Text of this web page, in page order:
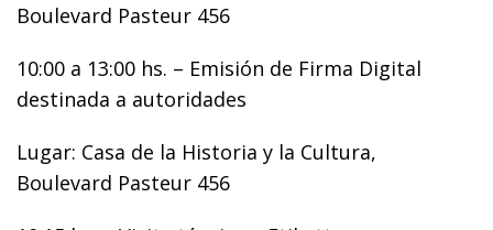
Boulevard Pasteur 456
10:00 a 13:00 hs. – Emisión de Firma Digital
destinada a autoridades
Lugar: Casa de la Historia y la Cultura,
Boulevard Pasteur 456